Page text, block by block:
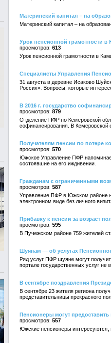
Материнский капитал – на
Материнский капитал – на
Урок пенсионной грамотности в
613
Урок пенсионной грамотности в
Специалисты Управления
31 августа в деревне Исаково
Россия». Вопросы, которые
В 2016 г. государство
879
Отделение ПФР по Кемеровской
софинансирования. В Кемеровской
Получателям пенсии по потере
570
Южское Управление ПФР
состоявшие на его иждивении.
Гражданам с ограниченными
587
Управление ПФР в Южском районе
электронном виде без личного
Прибавку к пенсии за возраст
595
В Пучежском районе 759 жителей
Шуянам — об услугах
Ряд услуг ПФР шуяне могут
портале государственных услуг не
В сентябре поздравления
В сентябре 23 жителя региона
представительницы прекрасного
Пенсионеры могут
557
Южские пенсионеры интересуются,